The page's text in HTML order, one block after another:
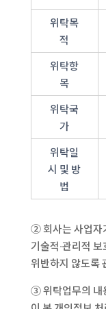
위탁목
적
위탁항
목
위탁국
가
위탁일
시 및 방
법
② 회사는 사업자
기술적∙관리적
위반하지 않도록
③ 위탁업무의 내